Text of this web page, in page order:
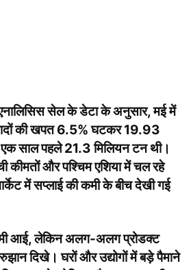
एनालिसिस सेल के डेटा के अनुसार, मई में
की खपत 6.5% घटकर 19.93
एक साल पहले 21.3 मिलियन टन थी।
कीमतों और पश्चिम एशिया में चल रहे
में सप्लाई की कमी के बीच देखी गई
आई, लेकिन अलग-अलग प्रोडक्ट
दिखे। घरों और उद्योगों में बड़े पैमाने